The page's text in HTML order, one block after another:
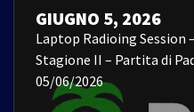
GIUGNO 5, 2026
Laptop Radioing Session
Stagione II – Partita di
05/06/2026